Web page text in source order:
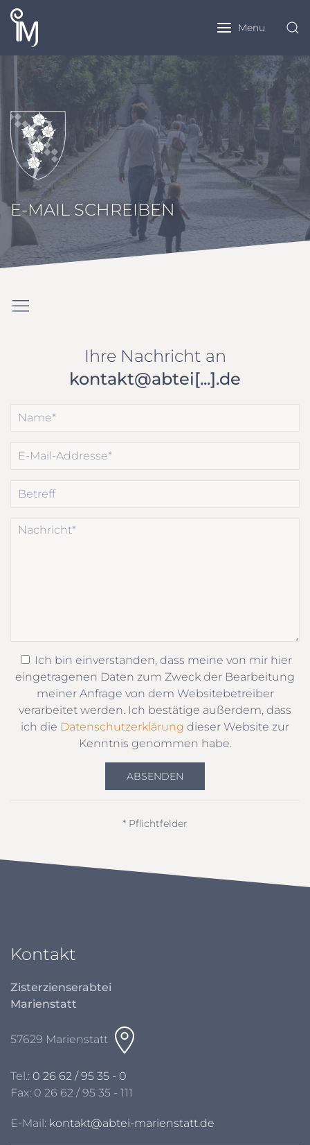
Menu
E-MAIL SCHREIBEN
Ihre Nachricht an
kontakt@abtei[...].de
Ich bin einverstanden, dass meine von mir hier
eingetragenen Daten zum Zweck der Bearbeitung
meiner Anfrage von dem Websitebetreiber
verarbeitet werden. Ich bestätige außerdem, dass
ich die Datenschutzerklärung dieser Website zur
Kenntnis genommen habe.
ABSENDEN
* Pflichtfelder
Kontakt
Zisterzienserabtei
Marienstatt
57629 Marienstatt
Tel.: 0 26 62 / 95 35 - 0
Fax: 0 26 62 / 95 35 - 111
E-Mail: kontakt@abtei-marienstatt.de